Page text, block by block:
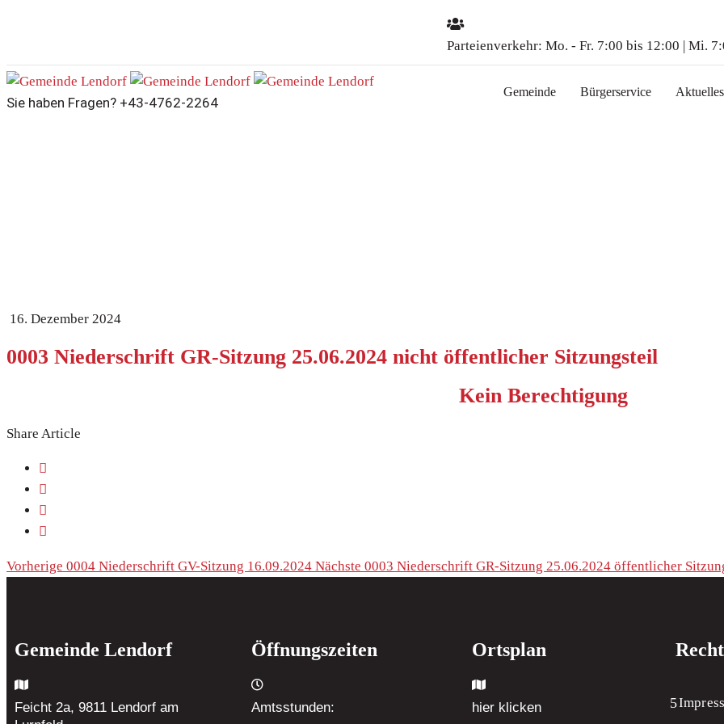
Parteienverkehr: Mo. - Fr. 7:00 bis 12:00 | Mi.
Sie haben Fragen? +43-4762-2264
Gemeinde Bürgerservice Aktuelles
16. Dezember 2024
0003 Niederschrift GR-Sitzung 25.06.2024 nicht öffentlicher Sitzungsteil
Kein Berechtigung
Share Article
Vorherige 0004 Niederschrift GV-Sitzung 16.09.2024 Nächste 0003 Niederschrift GR-Sitzung 25.06.2024 öffentlicher
Gemeinde Lendorf
Feicht 2a, 9811 Lendorf am
Öffnungszeiten
Amtsstunden:
Ortsplan
hier klicken